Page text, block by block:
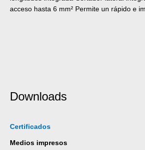
acceso hasta 6 mm² Permite un rápido e
Downloads
Certificados
Medios impresos